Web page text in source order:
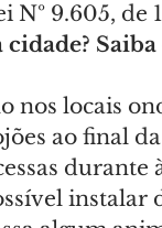
9.605, de
Saiba
nos locais
ao final
durante